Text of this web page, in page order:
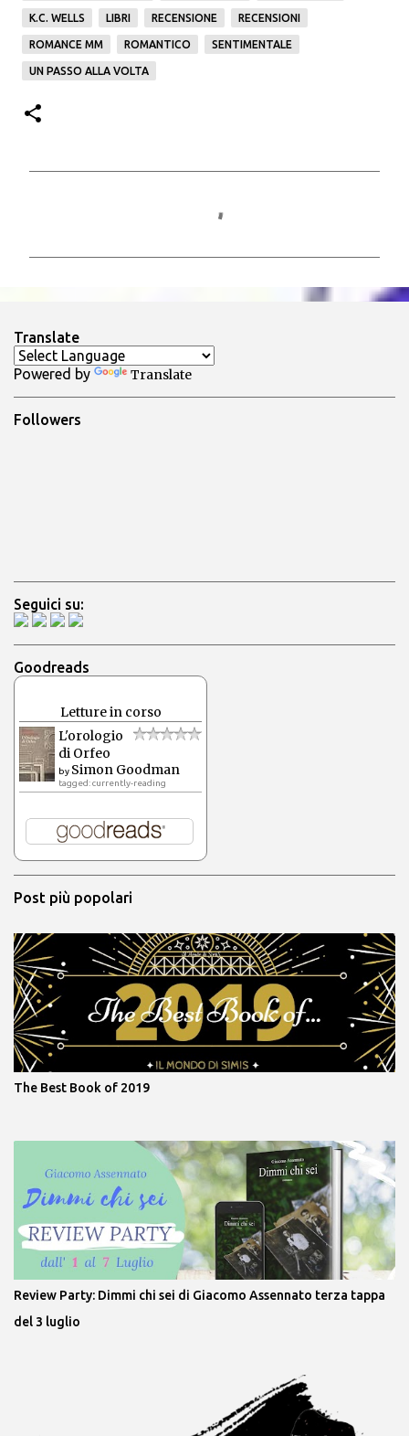
K.C. WELLS LIBRI RECENSIONE RECENSIONI
ROMANCE MM ROMANTICO SENTIMENTALE
UN PASSO ALLA VOLTA
t
i
Translate
Powered by Translate
Followers
Seguici su:
Goodreads
Letture in corso
L'orologio
di Orfeo
by Simon Goodman
tagged: currently-reading
Post più popolari
The Best Book of 2019
Review Party: Dimmi chi sei di Giacomo Assennato terza tappa
del 3 luglio